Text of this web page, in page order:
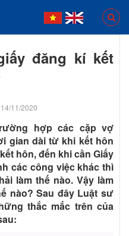
đăng kí kết
11/2020
hợp các cặp vợ
gian dài từ khi kết hôn
hôn, đến khi cần Giấy
các công việc khác thì
làm thế nào. Vậy làm
nào? Sau đây Luật sư
thắc mắc trên của